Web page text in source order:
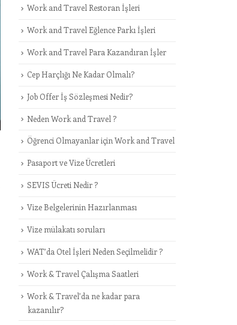
Work and Travel Restoran İşleri
Work and Travel Eğlence Parkı İşleri
Work and Travel Para Kazandıran İşler
Cep Harçlığı Ne Kadar Olmalı?
Job Offer İş Sözleşmesi Nedir?
Neden Work and Travel ?
Öğrenci Olmayanlar için Work and Travel
Pasaport ve Vize Ücretleri
SEVIS Ücreti Nedir ?
Vize Belgelerinin Hazırlanması
Vize mülakatı soruları
WAT’da Otel İşleri Neden Seçilmelidir ?
Work & Travel Çalışma Saatleri
Work & Travel’da ne kadar para
kazanılır?